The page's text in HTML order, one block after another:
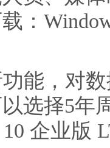
：
，对数
选择5年
企业版